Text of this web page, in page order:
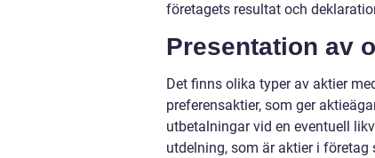
företagets resultat och
Presentation av
Det finns olika typer av aktier
preferensaktier, som ger
utbetalningar vid en eventuell
utdelning, som är aktier i